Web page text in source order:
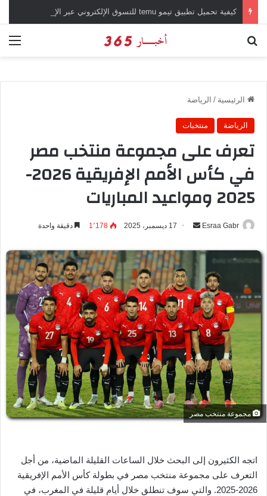
كيفية تحميل تطبيق تيمو temu للتسوق الإلكتروني عبر الإنترنت
الرئيسية / الرياضة
الرياضة منتخبات
تعرف على مجموعة منتخب مصر
في كأس الأمم الإفريقية 2026-
2025 ومواعيد المباريات
Esraa Gabr
ر
ي
د
ا
إ
ل
ك
ت
ر
17 ديسمبر، 2025 1٬178 دقيقة واحدة
مجموعة منتخب مصر
اتجه الكثيرون إلى البحث خلال الساعات القليلة الماضية، من أجل
التعرف على مجموعة منتخب مصر في بطولة كأس الأمم الإفريقية
2026-2025. والتي سوف تنطلق خلال أيام قليلة في المغرب، في